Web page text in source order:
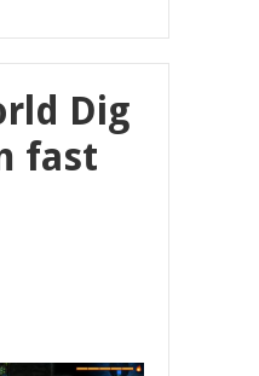
Dig
fast